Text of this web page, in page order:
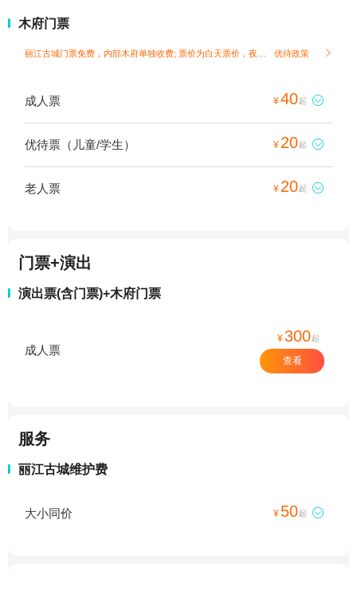
木府门票
优待政策 
成人票 ¥40起 
优待票（儿童/学生） ¥ 20起 
老人票 ¥ 20起 
门票+演出
演出票(含门票)+木府门票
成人票
¥300起
查看
服务
丽江古城维护费
大小同价 ¥ 50起 